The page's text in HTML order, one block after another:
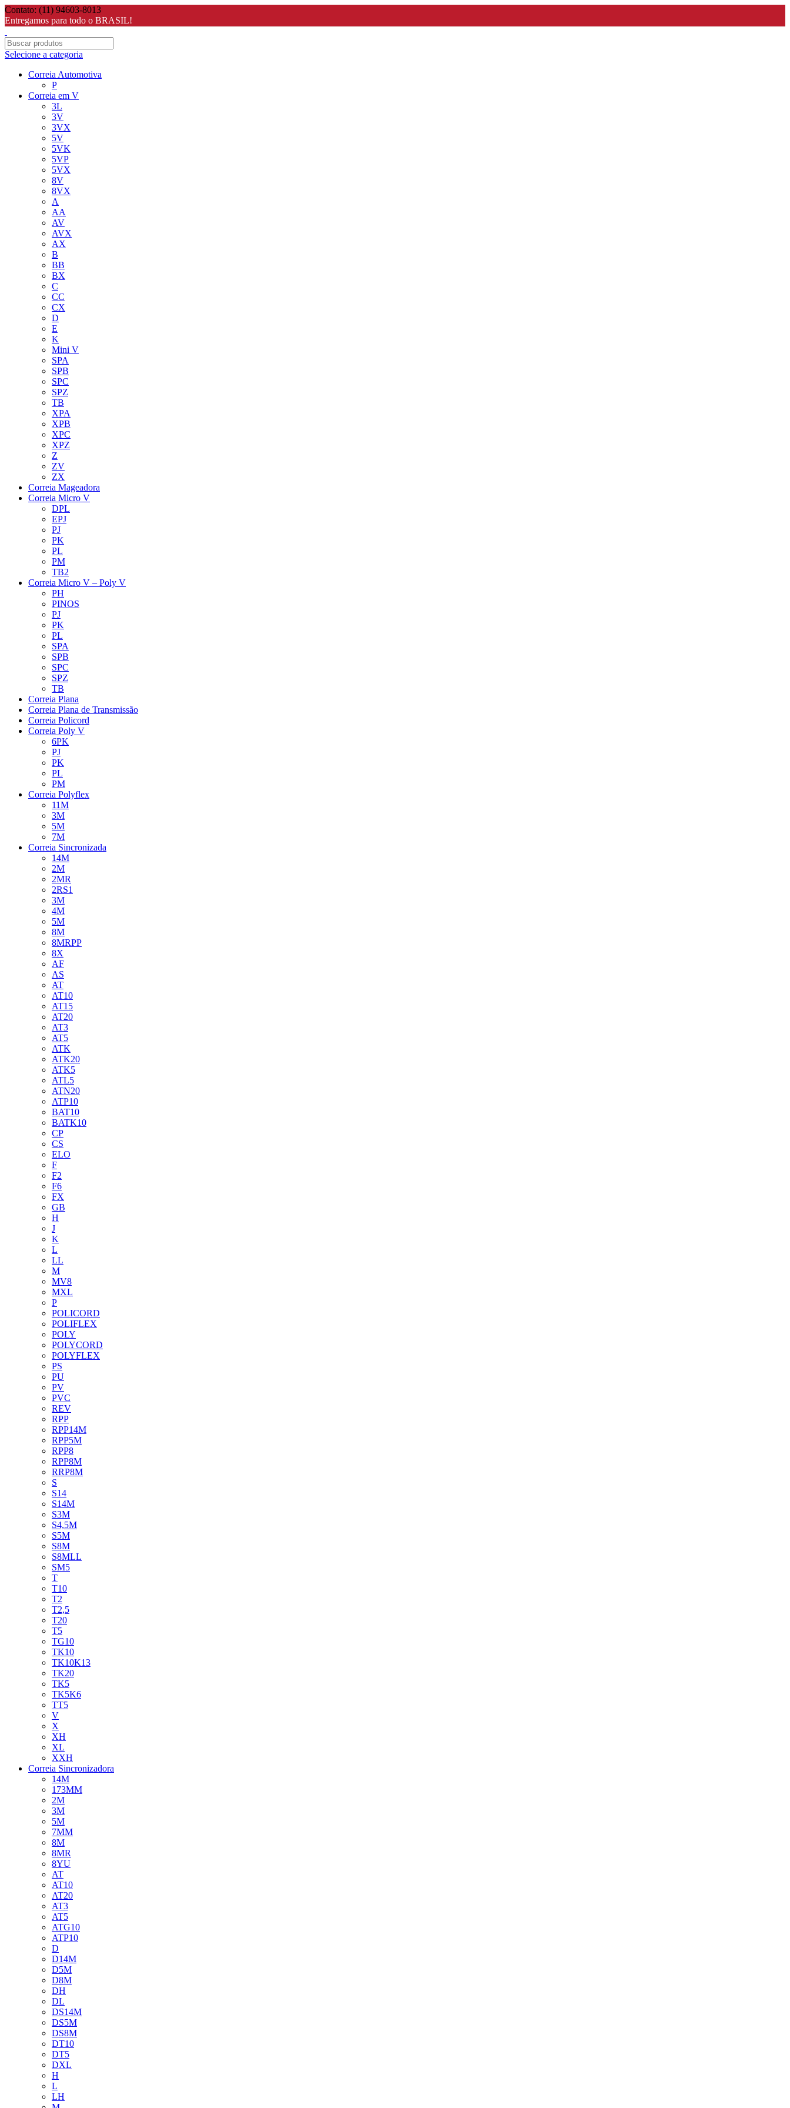
Contato: (11) 94603-8013
Entregamos para todo o BRASIL!
Selecione a categoria
Correia Automotiva
P
Correia em V
3L
3V
3VX
5V
5VK
5VP
5VX
8V
8VX
A
AA
AV
AVX
AX
B
BB
BX
C
CC
CX
D
E
K
Mini V
SPA
SPB
SPC
SPZ
TB
XPA
XPB
XPC
XPZ
Z
ZV
ZX
Correia Mageadora
Correia Micro V
DPL
EPJ
PJ
PK
PL
PM
TB2
Correia Micro V – Poly V
PH
PINOS
PJ
PK
PL
SPA
SPB
SPC
SPZ
TB
Correia Plana
Correia Plana de Transmissão
Correia Policord
Correia Poly V
6PK
PJ
PK
PL
PM
Correia Polyflex
11M
3M
5M
7M
Correia Sincronizada
14M
2M
2MR
2RS1
3M
4M
5M
8M
8MRPP
8X
AF
AS
AT
AT10
AT15
AT20
AT3
AT5
ATK
ATK20
ATK5
ATL5
ATN20
ATP10
BAT10
BATK10
CP
CS
ELO
F
F2
F6
FX
GB
H
J
K
L
LL
M
MV8
MXL
P
POLICORD
POLIFLEX
POLY
POLYCORD
POLYFLEX
PS
PU
PV
PVC
REV
RPP
RPP14M
RPP5M
RPP8
RPP8M
RRP8M
S
S14
S14M
S3M
S4,5M
S5M
S8M
S8MLL
SM5
T
T10
T2
T2,5
T20
T5
TG10
TK10
TK10K13
TK20
TK5
TK5K6
TT5
V
X
XH
XL
XXH
Correia Sincronizadora
14M
173MM
2M
3M
5M
7MM
8M
8MR
8YU
AT
AT10
AT20
AT3
AT5
ATG10
ATP10
D
D14M
D5M
D8M
DH
DL
DS14M
DS5M
DS8M
DT10
DT5
DXL
H
L
LH